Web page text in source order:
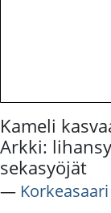
Kameli
Arkki:
sekasyöjät
―